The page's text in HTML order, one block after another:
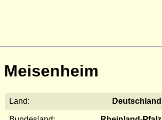
Meisenheim
Land: Deutschland